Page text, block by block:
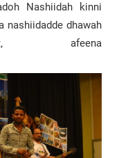
Nashiidah kinni
dhawah
afeena